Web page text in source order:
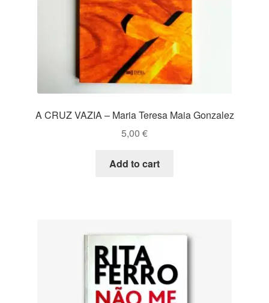
A CRUZ VAZIA – Maria Teresa Maia Gonzalez
5,00 €
Add to cart